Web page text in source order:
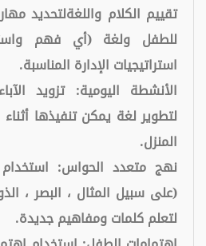
تقييم الكلام واللغةلتحديد
للطفل ولغة (أي فهم
استراتيجيات الإدارة المناسبة.
الأنشطة اليومية: تزويد
لتطوير لغة يمكن تنفيذها
المنزل.
نهج متعدد الحواس:
(على سبيل المثال ، البصر ،
لتعلم كلمات ومفاهيم جديدة.